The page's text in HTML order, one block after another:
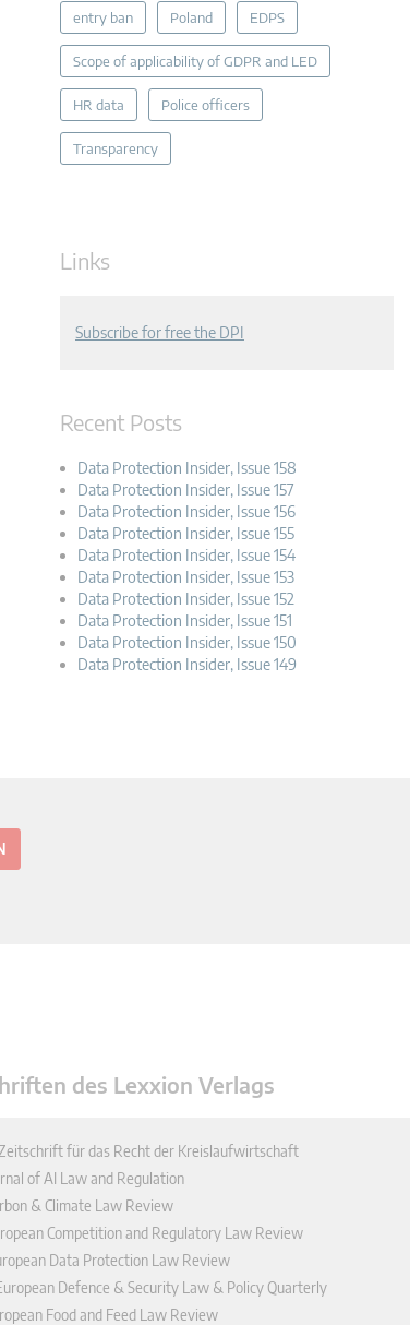
entry ban Poland EDPS
Scope of applicability of GDPR and LED
HR data Police officers
Transparency
Links
Subscribe for free the DPI
Recent Posts
Data Protection Insider, Issue 158
Data Protection Insider, Issue 157
Data Protection Insider, Issue 156
Data Protection Insider, Issue 155
Data Protection Insider, Issue 154
Data Protection Insider, Issue 153
Data Protection Insider, Issue 152
Data Protection Insider, Issue 151
Data Protection Insider, Issue 150
Data Protection Insider, Issue 149
des Lexxion Verlags
für das Recht der Kreislaufwirtschaft
of AI Law and Regulation
& Climate Law Review
Competition and Regulatory Law Review
Data Protection Law Review
Defence & Security Law & Policy Quarterly
Food and Feed Law Review